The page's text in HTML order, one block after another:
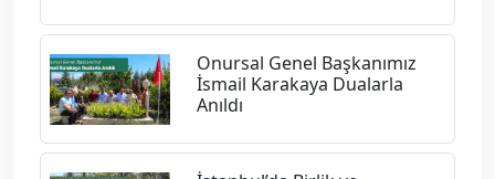
Onursal Genel Başkanımız
İsmail Karakaya Dualarla
Anıldı